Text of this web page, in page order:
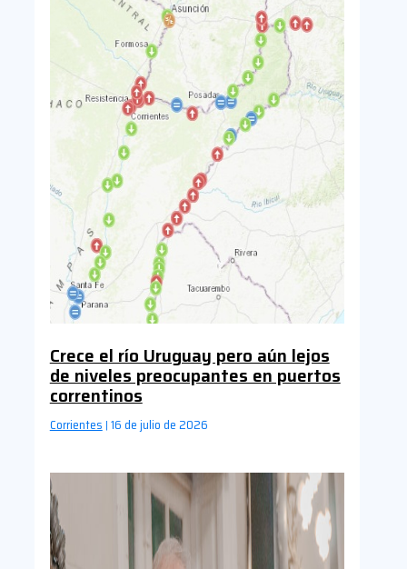
Crece el río Uruguay pero aún lejos
de niveles preocupantes en puertos
correntinos
Corrientes | 16 de julio de 2026